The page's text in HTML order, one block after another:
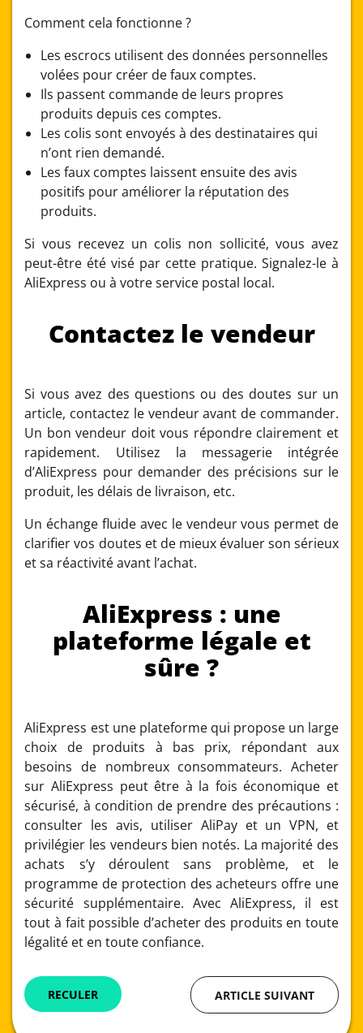
Comment cela fonctionne ?
Les escrocs utilisent des données personnelles
volées pour créer de faux comptes.
Ils passent commande de leurs propres
produits depuis ces comptes.
Les colis sont envoyés à des destinataires qui
n’ont rien demandé.
Les faux comptes laissent ensuite des avis
positifs pour améliorer la réputation des
produits.
Si vous recevez un colis non sollicité, vous avez
peut-être été visé par cette pratique. Signalez-le à
AliExpress ou à votre service postal local.
Contactez le vendeur
Si vous avez des questions ou des doutes sur un
article, contactez le vendeur avant de commander.
Un bon vendeur doit vous répondre clairement et
rapidement. Utilisez la messagerie intégrée
d’AliExpress pour demander des précisions sur le
produit, les délais de livraison, etc.
Un échange fluide avec le vendeur vous permet de
clarifier vos doutes et de mieux évaluer son sérieux
et sa réactivité avant l’achat.
AliExpress : une
plateforme légale et
sûre ?
AliExpress est une plateforme qui propose un large
choix de produits à bas prix, répondant aux
besoins de nombreux consommateurs. Acheter
sur AliExpress peut être à la fois économique et
sécurisé, à condition de prendre des précautions :
consulter les avis, utiliser AliPay et un VPN, et
privilégier les vendeurs bien notés. La majorité des
achats s’y déroulent sans problème, et le
programme de protection des acheteurs offre une
sécurité supplémentaire. Avec AliExpress, il est
tout à fait possible d’acheter des produits en toute
légalité et en toute confiance.
RECULER ARTICLE SUIVANT